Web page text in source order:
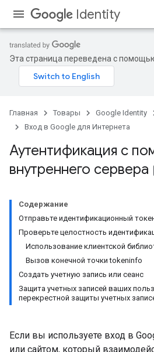
Identity
Эта страница переведена с
Главная Товары Google Identity
Вход в Google для Интернета
Аутентификация с
внутреннего сервера
Содержание
Отправьте идентификационный
Проверьте целостность
Использование клиентской
Вызов конечной точки tokeninfo
Создать учетную запись или сеанс
Защита учетных записей ваших
перекрестной защиты учетных
Если вы используете вход в
или сайтом, который